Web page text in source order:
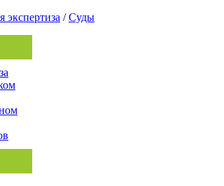
экспертиза / Суды